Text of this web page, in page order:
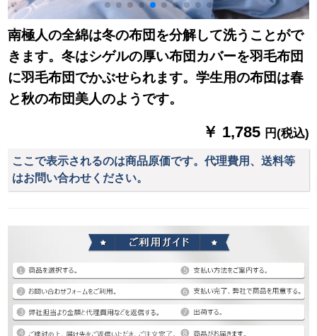
南極人の全綿は冬の布団を分解して洗うことがで
きます。冬はシゲルの厚い布団カバーを羽毛布団
に羽毛布団でかぶせられます。学生用の布団は春
と秋の布団美人のようです。
￥ 1,785 円(税込)
ここで表示されるのは商品原価です。代理費用、送料等
はお問い合わせください。